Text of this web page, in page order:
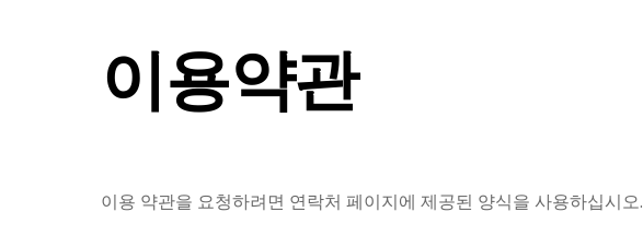
이용약관
이용 약관을 요청하려면 연락처 페이지에 제공된 양식을 사용하십시오.